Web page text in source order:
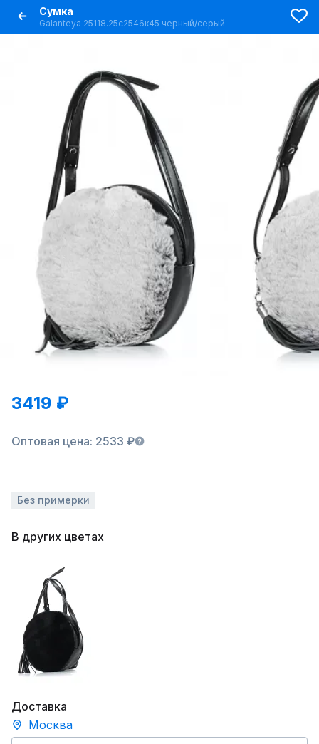
Сумка
Galanteya 25118.25с2546к45 черный/серый
3419 ₽
Оптовая цена: 2533 ₽
Без примерки
В других цветах
Доставка
Москва